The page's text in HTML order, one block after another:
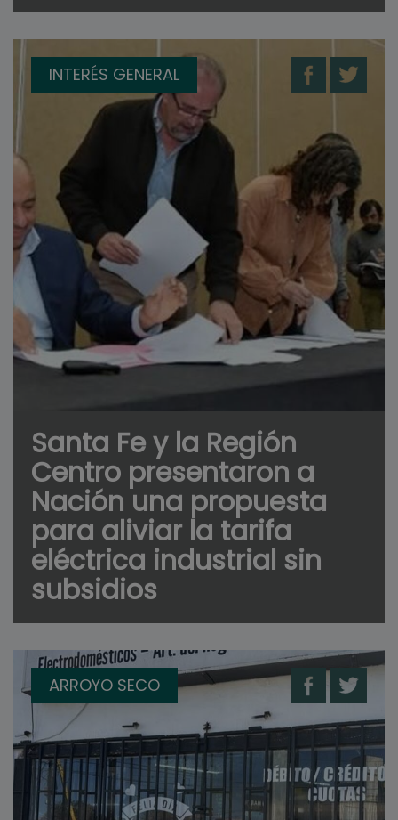
INTERÉS GENERAL
Santa Fe y la Región
Centro presentaron a
Nación una propuesta
para aliviar la tarifa
eléctrica industrial sin
subsidios
ARROYO SECO